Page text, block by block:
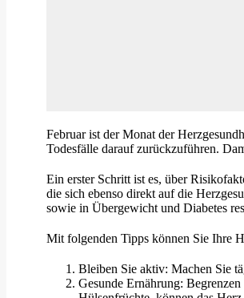
Februar ist der Monat der
Todesfälle darauf zurückzuführen.
Ein erster Schritt ist es, über
die sich ebenso direkt auf die
sowie in Übergewicht und Diabetes
Mit folgenden Tipps können Sie Ihre
Bleiben Sie aktiv: Machen Sie
Gesunde Ernährung: